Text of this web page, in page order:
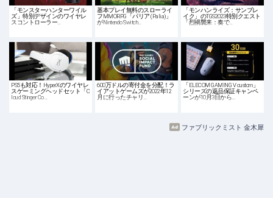
「モンスターハンターワイル
ズ」特別デザインのワイヤレ
スコントローラー…
基本プレイ無料のスローライ
フMMORPG「パリア (Palia)」
がNintendo Switch…
「モンハンライズ：サンブレ
イク」のTGS2023特別クエスト
「烈禍襲来：奏で…
PS5も対応！HyperXのワイヤレ
スゲーミングヘッドセット「C
loud Stinger Co…
600万ドルの寄付金を分配！ラ
イアットゲームズが2022年12
月に行ったチャリ…
「ELECOM GAMING V custom」
シリーズの返品保証キャンペ
ーンが10月3日から…
ファブリックミスト 金木犀